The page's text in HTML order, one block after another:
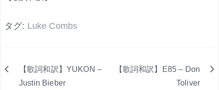
タグ: Luke Combs
【歌詞和訳】YUKON –
Justin Bieber
【歌詞和訳】E85 – Don
Toliver